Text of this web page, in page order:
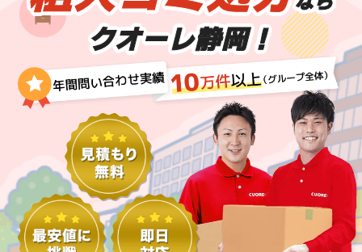
クオーレ静岡！